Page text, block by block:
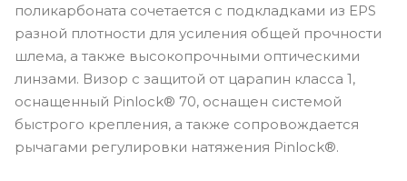
поликарбоната сочетается с подкладками из EPS
разной плотности для усиления общей прочности
шлема, а также высокопрочными оптическими
линзами. Визор с защитой от царапин класса 1,
оснащенный Pinlock® 70, оснащен системой
быстрого крепления, а также сопровождается
рычагами регулировки натяжения Pinlock®.